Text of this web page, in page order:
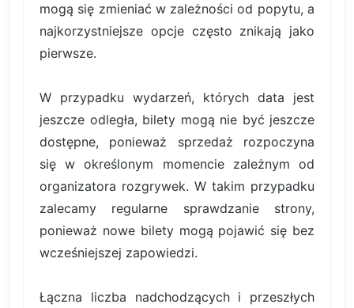
mogą się zmieniać w zależności od popytu, a
najkorzystniejsze opcje często znikają jako
pierwsze.
W przypadku wydarzeń, których data jest
jeszcze odległa, bilety mogą nie być jeszcze
dostępne, ponieważ sprzedaż rozpoczyna
się w określonym momencie zależnym od
organizatora rozgrywek. W takim przypadku
zalecamy regularne sprawdzanie strony,
ponieważ nowe bilety mogą pojawić się bez
wcześniejszej zapowiedzi.
Łączna liczba nadchodzących i przeszłych